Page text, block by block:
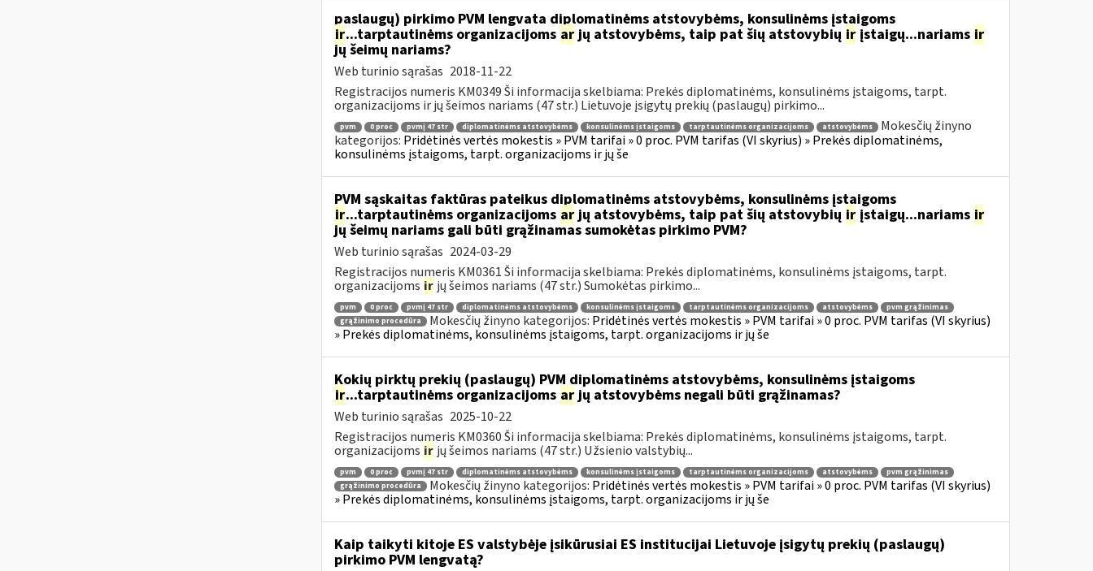
paslaugų) pirkimo PVM lengvata diplomatinėms atstovybėms, konsulinėms įstaigoms
ir...tarptautinėms organizacijoms arjų atstovybėms, taip pat šių atstovybių irįstaigų...nariams ir
jų šeimų nariams?
Web turinio sąrašas 2018-11-22
Registracijos numeris KM0349 Ši informacija skelbiama: Prekės diplomatinėms, konsulinėms įstaigoms, tarpt.
organizacijoms ir jų šeimos nariams (47 str.) Lietuvoje įsigytų prekių (paslaugų) pirkimo...
pvm 0 proc pvmį 47 str diplomatinėms atstovybėms konsulinėms įstaigoms tarptautinėms organizacijoms atstovybėms
Mokesčių žinyno
kategorijos: Pridėtinės vertės mokestis » PVM tarifai » 0 proc. PVM tarifas (VI skyrius) » Prekės diplomatinėms,
konsulinėms įstaigoms, tarpt. organizacijoms ir jų še
PVM sąskaitas faktūras pateikus diplomatinėms atstovybėms, konsulinėms įstaigoms
ir...tarptautinėms organizacijoms arjų atstovybėms, taip pat šių atstovybių irįstaigų...nariams ir
jų šeimų nariams gali būti grąžinamas sumokėtas pirkimo PVM?
Web turinio sąrašas 2024-03-29
Registracijos numeris KM0361 Ši informacija skelbiama: Prekės diplomatinėms, konsulinėms įstaigoms, tarpt.
organizacijoms ir jų šeimos nariams (47 str.) Sumokėtas pirkimo...
pvm 0 proc pvmį 47 str diplomatinėms atstovybėms konsulinėms įstaigoms tarptautinėms organizacijoms atstovybėms
pvm grąžinimas
grąžinimo procedūra
Mokesčių žinyno kategorijos: Pridėtinės vertės mokestis » PVM tarifai » 0 proc. PVM tarifas (VI skyrius)
» Prekės diplomatinėms, konsulinėms įstaigoms, tarpt. organizacijoms ir jų še
Kokių pirktų prekių (paslaugų) PVM diplomatinėms atstovybėms, konsulinėms įstaigoms
ir...tarptautinėms organizacijoms arjų atstovybėms negali būti grąžinamas?
Web turinio sąrašas 2025-10-22
Registracijos numeris KM0360 Ši informacija skelbiama: Prekės diplomatinėms, konsulinėms įstaigoms, tarpt.
organizacijoms ir jų šeimos nariams (47 str.) Užsienio valstybių...
pvm 0 proc pvmį 47 str diplomatinėms atstovybėms konsulinėms įstaigoms tarptautinėms organizacijoms atstovybėms
pvm grąžinimas
grąžinimo procedūra
Mokesčių žinyno kategorijos: Pridėtinės vertės mokestis » PVM tarifai » 0 proc. PVM tarifas (VI skyrius)
» Prekės diplomatinėms, konsulinėms įstaigoms, tarpt. organizacijoms ir jų še
Kaip taikyti kitoje ES valstybėje įsikūrusiai ES institucijai Lietuvoje įsigytų prekių (paslaugų)
pirkimo PVM lengvatą?